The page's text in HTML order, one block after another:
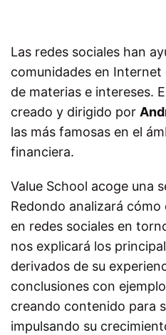
Las redes sociales han
comunidades en
de materias e intereses.
creado y dirigido por
las más famosas en el
financiera.
Value School acoge una
Redondo analizará
en redes sociales en
nos explicará los
derivados de su
conclusiones con
creando contenido para
impulsando su